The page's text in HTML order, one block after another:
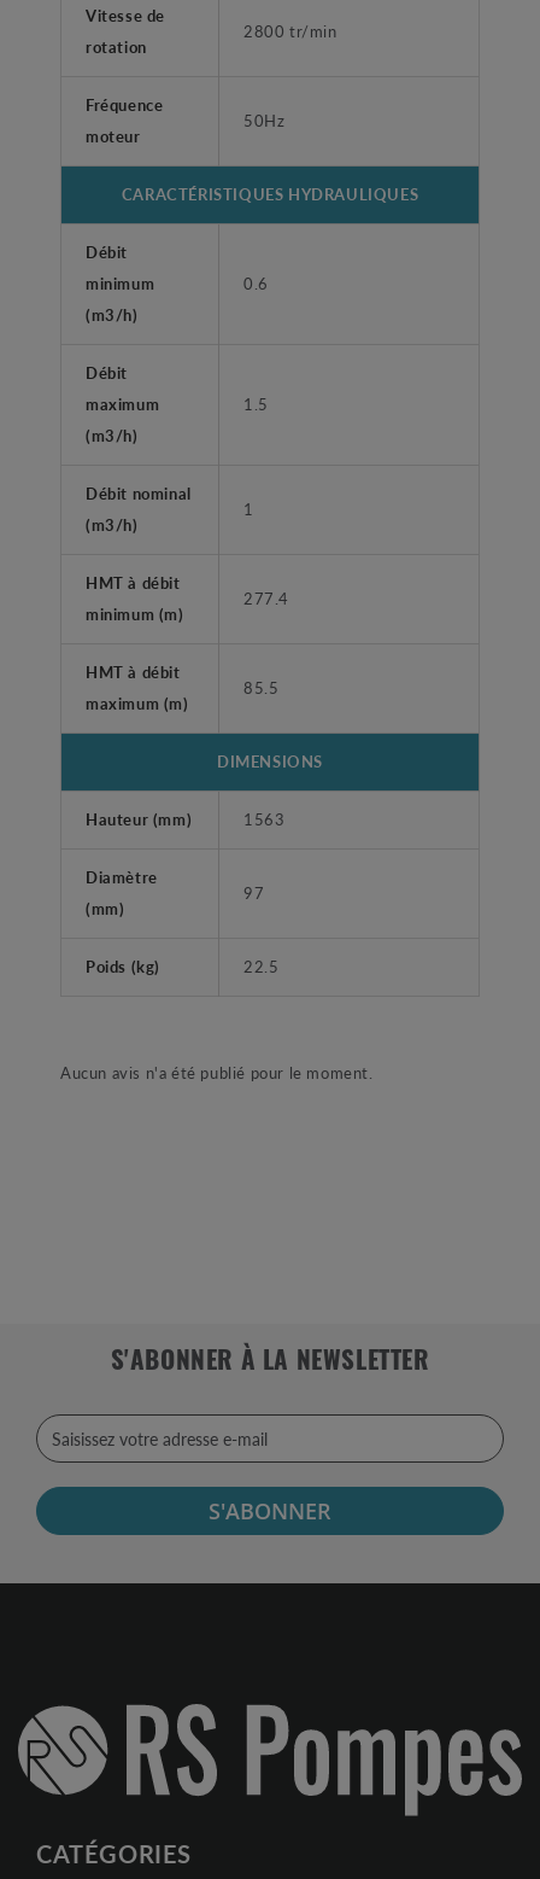
Vitesse de
rotation
2800 tr/min
Fréquence
moteur
50Hz
CARACTÉRISTIQUES HYDRAULIQUES
Débit
minimum
(m3/h)
0.6
Débit
maximum
(m3/h)
1.5
Débit nominal
(m3/h)
1
HMT à débit
minimum (m)
277.4
HMT à débit
maximum (m)
85.5
DIMENSIONS
Hauteur (mm) 1563
Diamètre
(mm)
97
Poids (kg) 22.5
Aucun avis n'a été publié pour le moment.
S'ABONNER À LA NEWSLETTER
S'ABONNER
CATÉGORIES